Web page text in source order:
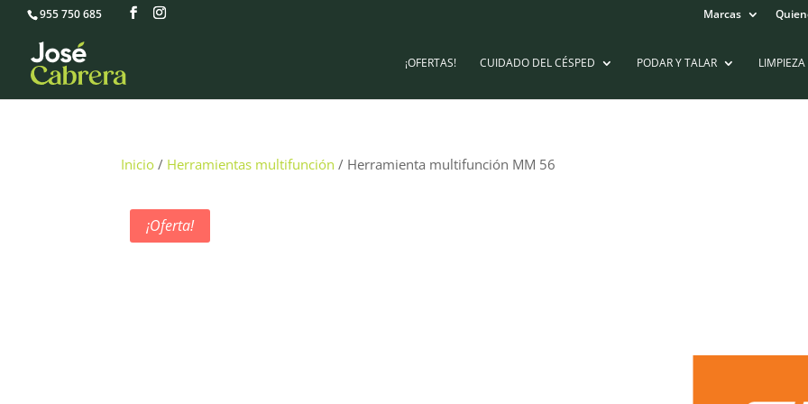
955 750 685 Marcas
¡OFERTAS! CUIDADO DEL CÉSPED PODAR Y TALAR LIMPIEZA
Inicio / Herramientas multifunción / Herramienta multifunción MM 56
¡Oferta!